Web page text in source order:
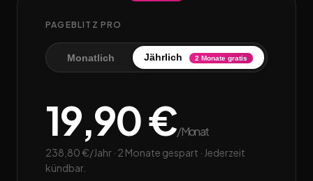
PAGEBLITZ PRO
Monatlich Jährlich 2 Monate gratis
19,90 €/Monat
238,80 €/Jahr · 2 Monate gespart · Jederzeit
kündbar.